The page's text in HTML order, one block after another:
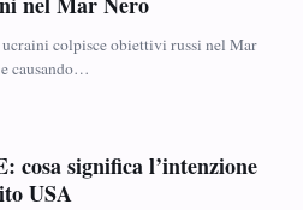
colpisce obiettivi russi nel Mar
causando…
cosa significa l’intenzione
USA